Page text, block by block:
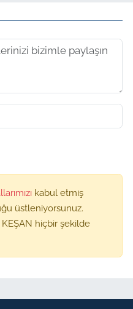
kabul etmiş
üstleniyorsunuz.
KEŞAN hiçbir şekilde